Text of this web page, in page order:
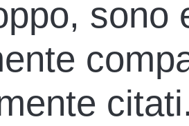
sono